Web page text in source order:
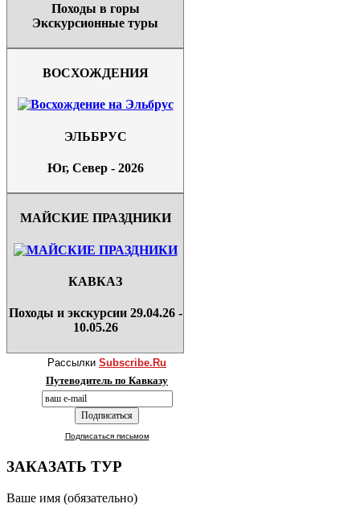
Походы в горы
Экскурсионные туры
ВОСХОЖДЕНИЯ
ЭЛЬБРУС
Юг, Север - 2026
МАЙСКИЕ ПРАЗДНИКИ
КАВКАЗ
Походы и экскурсии 29.04.26 -
10.05.26
Рассылки Subscribe.Ru
Путеводитель по Кавказу
Подписаться письмом
ЗАКАЗАТЬ ТУР
Ваше имя (обязательно)